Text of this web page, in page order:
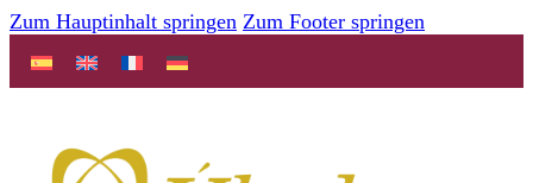
Zum Hauptinhalt springen Zum Footer springen